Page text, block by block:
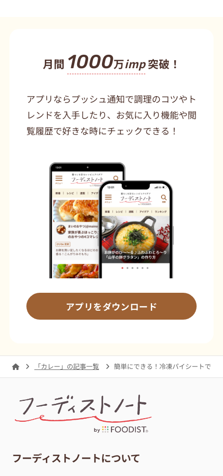
月間 1000万imp突破！
アプリならプッシュ通知で調理のコツやト
レンドを入手したり、お気に入り機能や閲
覧履歴で好きな時にチェックできる！
アプリをダウンロード
「カレー」の記事一覧 簡単にできる！冷凍パイシートで「
フーディストノートについて